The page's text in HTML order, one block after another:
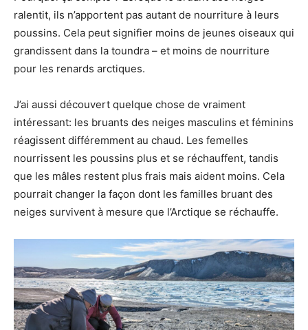
ralentit, ils n’apportent pas autant de nourriture à leurs
poussins. Cela peut signifier moins de jeunes oiseaux qui
grandissent dans la toundra – et moins de nourriture
pour les renards arctiques.
J’ai aussi découvert quelque chose de vraiment
intéressant: les bruants des neiges masculins et féminins
réagissent différemment au chaud. Les femelles
nourrissent les poussins plus et se réchauffent, tandis
que les mâles restent plus frais mais aident moins. Cela
pourrait changer la façon dont les familles bruant des
neiges survivent à mesure que l’Arctique se réchauffe.